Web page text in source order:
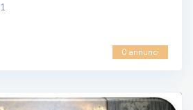
0 annunci